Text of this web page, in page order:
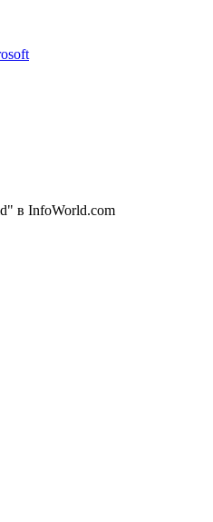
в InfoWorld.com